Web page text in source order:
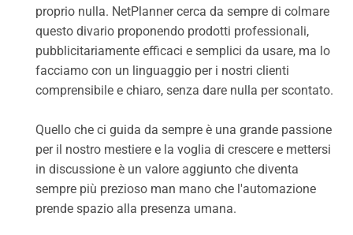
proprio nulla. NetPlanner cerca da sempre di colmare
questo divario proponendo prodotti professionali,
pubblicitariamente efficaci e semplici da usare, ma lo
facciamo con un linguaggio per i nostri clienti
comprensibile e chiaro, senza dare nulla per scontato.
Quello che ci guida da sempre è una grande passione
per il nostro mestiere e la voglia di crescere e mettersi
in discussione è un valore aggiunto che diventa
sempre più prezioso man mano che l'automazione
prende spazio alla presenza umana.